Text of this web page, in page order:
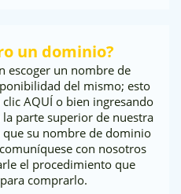
un dominio?
escoger un nombre de
del mismo; esto
AQUÍ o bien ingresando
parte superior de nuestra
su nombre de dominio
con nosotros
el procedimiento que
comprarlo.